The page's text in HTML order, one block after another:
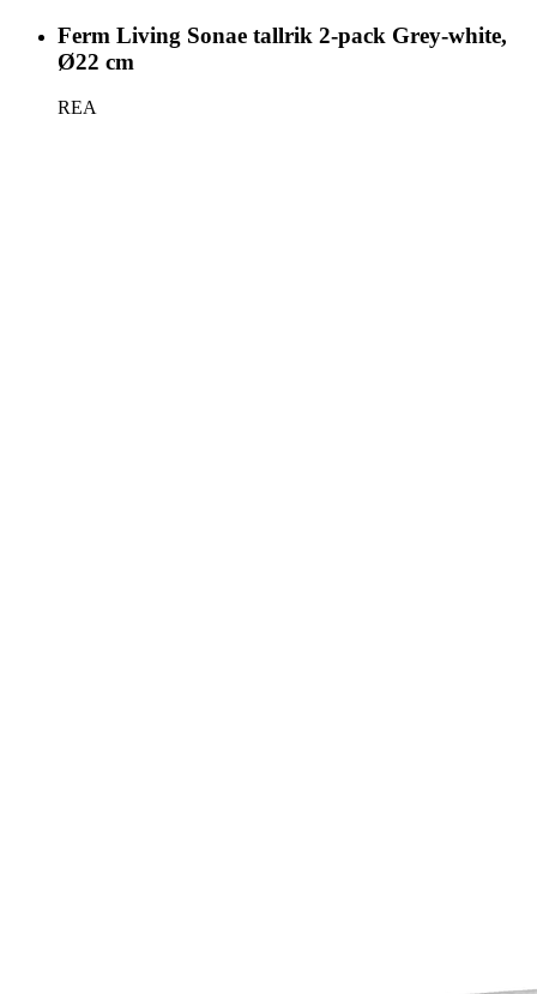
Ferm Living Sonae tallrik 2-pack Grey-white,
Ø22 cm
REA